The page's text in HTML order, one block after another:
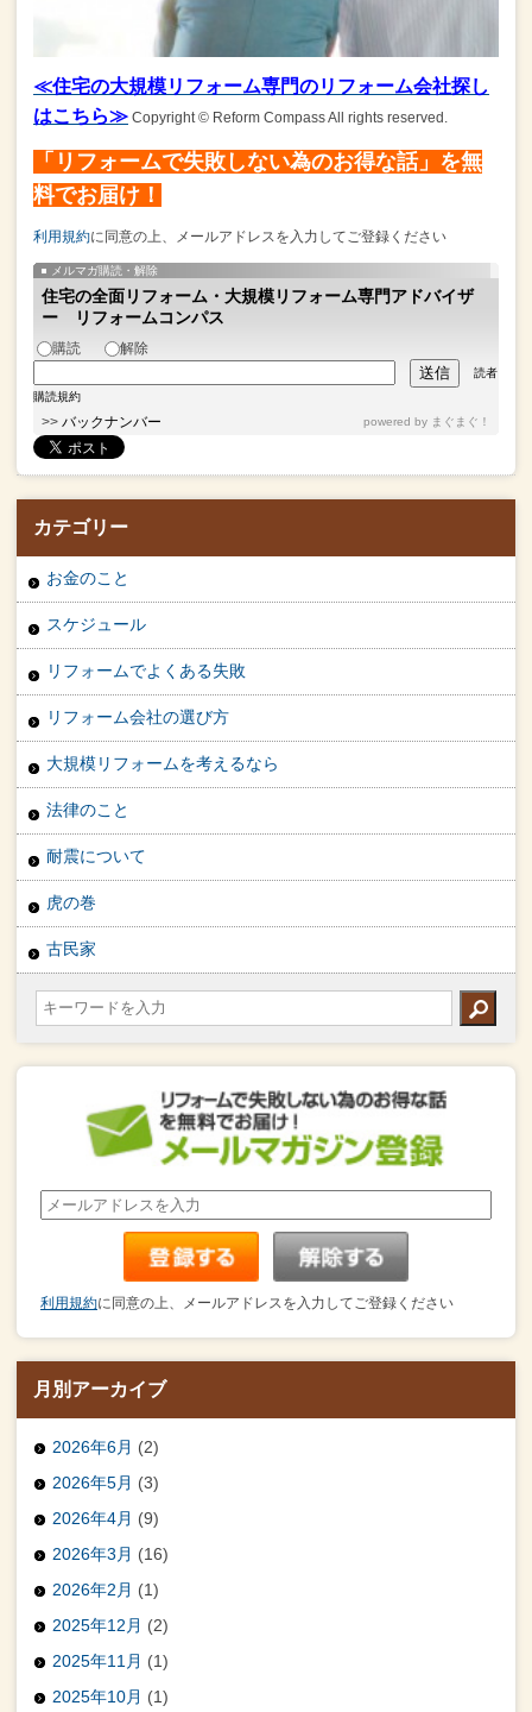
≪住宅の大規模リフォーム専門のリフォーム会社探し
はこちら≫ Copyright © Reform Compass All rights reserved.
「リフォームで失敗しない為のお得な話」を無
料でお届け！
利用規約に同意の上、メールアドレスを入力してご登録ください
メルマガ購読・解除
住宅の全面リフォーム・大規模リフォーム専門アドバイザ
ー リフォームコンパス
購読 解除
読者
購読規約
>> バックナンバー powered by まぐまぐ！
カテゴリー
お金のこと
スケジュール
リフォームでよくある失敗
リフォーム会社の選び方
大規模リフォームを考えるなら
法律のこと
耐震について
虎の巻
古民家
利用規約に同意の上、メールアドレスを入力してご登録ください
月別アーカイブ
2026年6月 (2)
2026年5月 (3)
2026年4月 (9)
2026年3月 (16)
2026年2月 (1)
2025年12月 (2)
2025年11月 (1)
2025年10月 (1)